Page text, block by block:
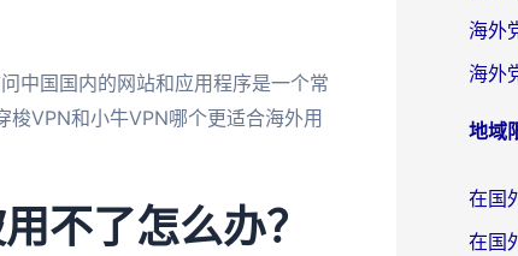
中国国内的网站和应用程序是一个常
梭VPN和小牛VPN哪个更适合海外用
不了怎么办？
地域